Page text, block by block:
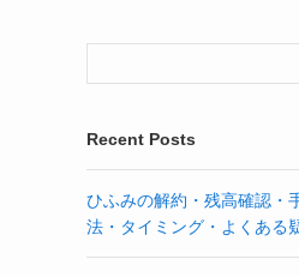
Recent Posts
ひふみの解約・残高確認・
法・タイミング・よくある